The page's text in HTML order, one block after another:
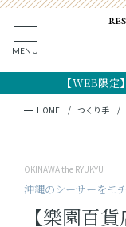
MENU
【WEB限
CLOSE
キーワード検索
全ての商品
フード
クラフト
HOME つくり手
OKINAWA the RYUKYU
沖縄のシーサーをモ
【樂園百